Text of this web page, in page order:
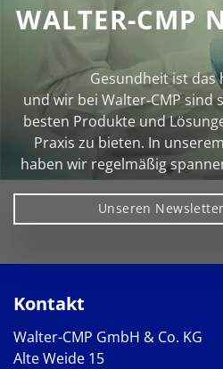
WALTER-CMP
Gesundheit ist das
und wir bei Walter‑CMP
besten Produkte und
Praxis zu bieten. In
haben wir regelmäßig
Unseren
Kontakt
Walter-CMP GmbH & Co. KG
Alte Weide 15